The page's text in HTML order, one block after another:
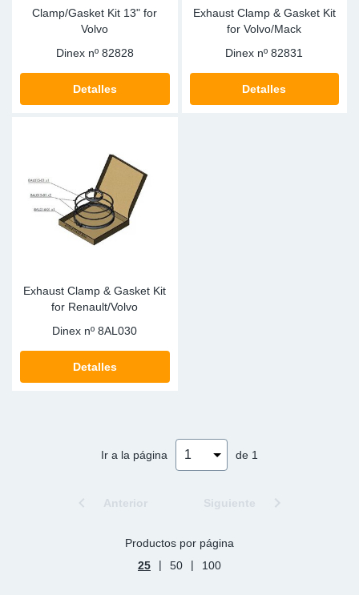
Clamp/Gasket Kit 13" for
Volvo
Dinex nº 82828
Detalles
Exhaust Clamp & Gasket Kit
for Volvo/Mack
Dinex nº 82831
Detalles
Exhaust Clamp & Gasket Kit
for Renault/Volvo
Dinex nº 8AL030
Detalles
Ir a la página de 1
Anterior Siguiente
Productos por página
25
| 50 | 100